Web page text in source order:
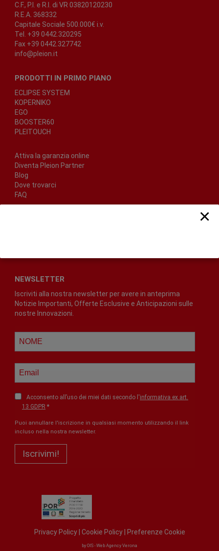
C.F., P.I. e R.I. di VR 03820120230
R.E.A. 368332
Capitale Sociale 500.000€ i.v.
Tel. +39 0442.320295
Fax +39 0442.327742
info@pleion.it
PRODOTTI IN PRIMO PIANO
ECLIPSE SYSTEM
KOPERNIKO
EGO
BOOSTER60
PLEITOUCH
Attiva la garanzia online
Diventa Pleion Partner
Blog
Dove trovarci
FAQ
NEWSLETTER
Iscriviti alla nostra newsletter per avere in anteprima
Notizie Importanti, Offerte Esclusive e Anticipazioni sulle
nostre Innovazioni.
Acconsento all’uso dei miei dati secondo l'informativa ex art.
13 GDPR
Puoi annullare l'iscrizione in qualsiasi momento utilizzando il link
incluso nella nostra newsletter.
Iscrivimi!
Privacy Policy| Cookie Policy| Preferenze Cookie
by OIS - Web Agency Verona
×